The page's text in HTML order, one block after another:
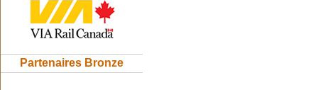
Partenaires Bronze